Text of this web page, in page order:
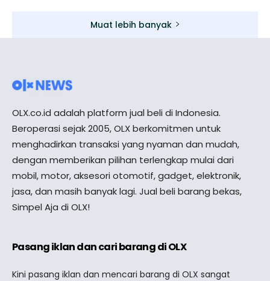
Muat lebih banyak
OLX.co.id adalah platform jual beli di Indonesia.
Beroperasi sejak 2005, OLX berkomitmen untuk
menghadirkan transaksi yang nyaman dan mudah,
dengan memberikan pilihan terlengkap mulai dari
mobil, motor, aksesori otomotif, gadget, elektronik,
jasa, dan masih banyak lagi. Jual beli barang bekas,
Simpel Aja di OLX!
Pasang iklan dan cari barang di OLX
Kini pasang iklan dan mencari barang di OLX sangat